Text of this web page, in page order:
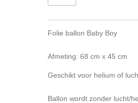
Folie ballon Baby Boy
Afmeting: 68 cm x 45 cm
Geschikt voor helium of
Ballon wordt zonder lucht/